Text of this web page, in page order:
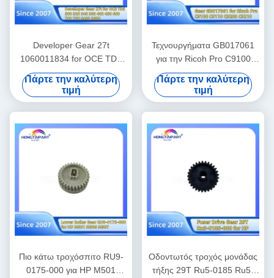
Developer Gear 27t
1060011834 for OCE TDS
300 320 340 360 400 450
600 700 750 9400 9600
Gears Ανταλλακτικά
Ανταλλακτικά
Πάρτε την καλύτερη
τιμή
Τεχνουργήματα GB017061
για την Ricoh Pro C9100
C9110 C9200 C9210
Αντιπροσωπεία Προμήθειες
έγχρωμων εκτυπωτών λέιζερ
Πάρτε την καλύτερη
τιμή
Πιο κάτω τροχόσπιτο RU9-
0175-000 για HP M501
Οδοντωτός τροχός μονάδας
τήξης 29T Ru5-0185 Ru5-